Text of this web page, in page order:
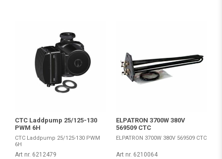
CTC Laddpump 25/125-130
PWM 6H
CTC Laddpump 25/125-130 PWM
6H
Art nr. 6212479
ELPATRON 3700W 380V
569509 CTC
ELPATRON 3700W 380V 569509 CTC
Art nr. 6210064